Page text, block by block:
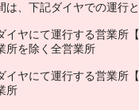
は 下記ダイヤでの運行と
イヤにて運行する営業所 【
所を除 く 全営業所
イヤにて運行する営業所 【
所